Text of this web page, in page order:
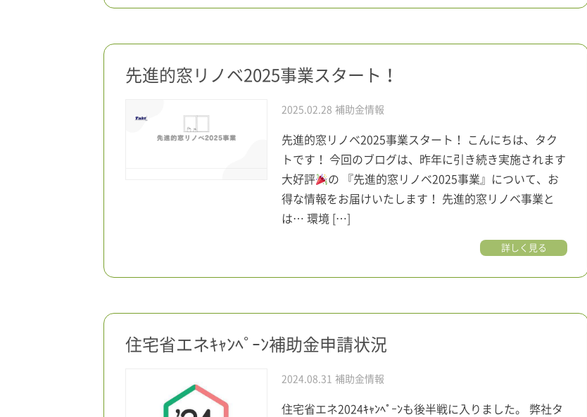
先進的窓リノベ2025事業スタート！
2025.02.28 補助金情報
先進的窓リノベ2025事業スタート！ こんにちは、タク
トです！ 今回のブログは、昨年に引き続き実施されます
大好評
の 『先進的窓リノベ2025事業』について、お
得な情報をお届けいたします！ 先進的窓リノベ事業と
は… 環境 […]
詳しく見る
住宅省エネｷｬﾝﾍﾟｰﾝ補助金申請状況
2024.08.31 補助金情報
住宅省エネ2024ｷｬﾝﾍﾟｰﾝも後半戦に入りました。 弊社タ